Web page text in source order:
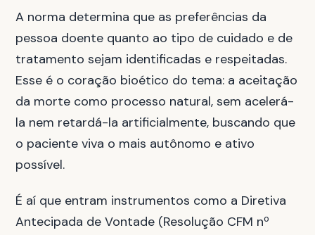
A norma determina que as preferências da
pessoa doente quanto ao tipo de cuidado e de
tratamento sejam identificadas e respeitadas.
Esse é o coração bioético do tema: a aceitação
da morte como processo natural, sem acelerá-
la nem retardá-la artificialmente, buscando que
o paciente viva o mais autônomo e ativo
possível.
É aí que entram instrumentos como a Diretiva
Antecipada de Vontade (Resolução CFM nº